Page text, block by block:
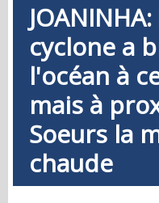
cyclone a
l'océan à
mais à
Soeurs la
chaude